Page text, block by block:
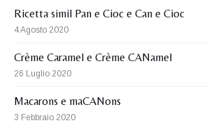
Ricetta simil Pan e Cioc e Can e Cioc
4 Agosto 2020
Crème Caramel e Crème CANamel
26 Luglio 2020
Macarons e maCANons
3 Febbraio 2020